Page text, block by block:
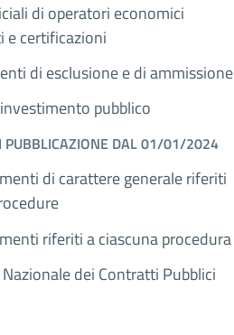
di operatori economici
e certificazioni
di esclusione e di ammissione
pubblico
PUBBLICAZIONE DAL 01/01/2024
di carattere generale riferiti
riferiti a ciascuna procedura
dei Contratti Pubblici